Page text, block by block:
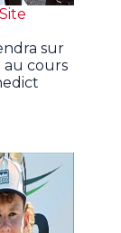
sur
au cours